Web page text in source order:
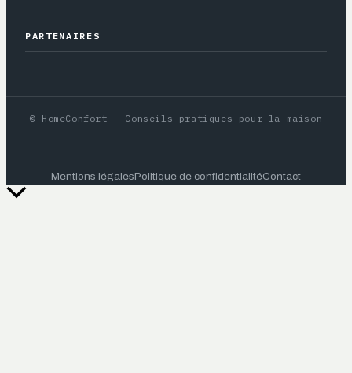
PARTENAIRES
© HomeConfort — Conseils pratiques pour la maison
Mentions légalesPolitique de confidentialitéContact